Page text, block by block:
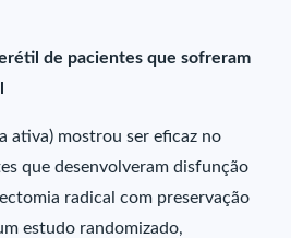
de pacientes que sofreram
ativa) mostrou ser eficaz no
que desenvolveram disfunção
radical com preservação
estudo randomizado,